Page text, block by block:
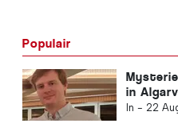
Populair
in
In - 22